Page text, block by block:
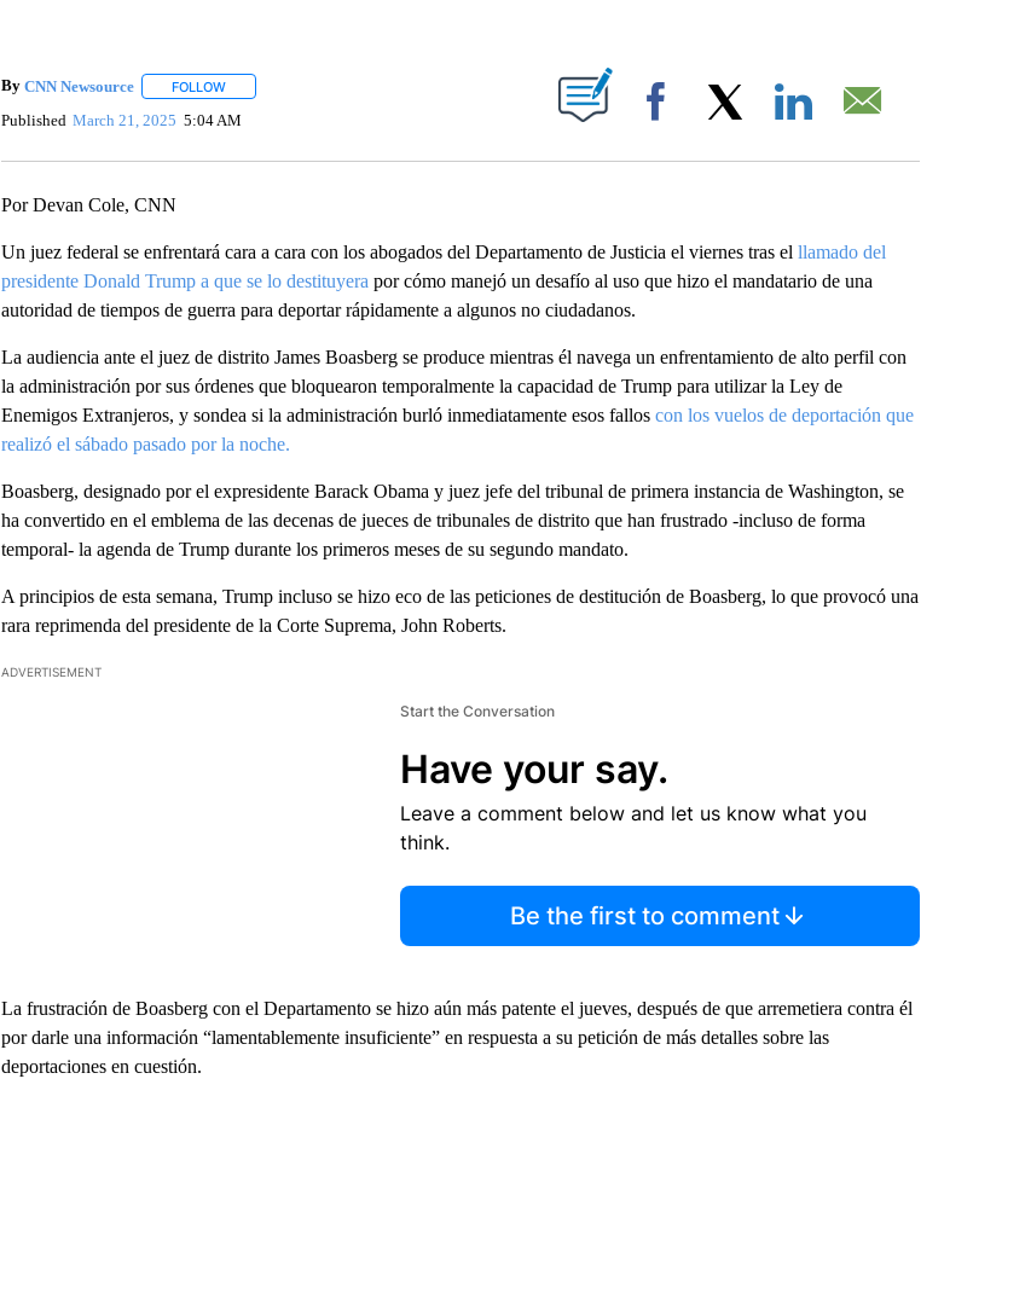
By CNN Newsource FOLLOWFOLLOW "" TO RECEIVE NOTIFICATIONS ABOUT NEW PAGES ON "".
Published March 21, 2025 5:04 AM Facebook
Por Devan Cole, CNN
Un juez federal se enfrentará cara a cara con los abogados del Departamento de Justicia el viernes tras el llamado del
presidente Donald Trump a que se lo destituyera por cómo manejó un desafío al uso que hizo el mandatario de una
autoridad de tiempos de guerra para deportar rápidamente a algunos no ciudadanos.
La audiencia ante el juez de distrito James Boasberg se produce mientras él navega un enfrentamiento de alto perfil con
la administración por sus órdenes que bloquearon temporalmente la capacidad de Trump para utilizar la Ley de
Enemigos Extranjeros, y sondea si la administración burló inmediatamente esos fallos con los vuelos de deportación que
realizó el sábado pasado por la noche.
Boasberg, designado por el expresidente Barack Obama y juez jefe del tribunal de primera instancia de Washington, se
ha convertido en el emblema de las decenas de jueces de tribunales de distrito que han frustrado -incluso de forma
temporal- la agenda de Trump durante los primeros meses de su segundo mandato.
A principios de esta semana, Trump incluso se hizo eco de las peticiones de destitución de Boasberg, lo que provocó una
rara reprimenda del presidente de la Corte Suprema, John Roberts.
ADVERTISEMENT
Start the Conversation
Have your say.
Leave a comment below and let us know what you
think.
Be the first to comment
La frustración de Boasberg con el Departamento se hizo aún más patente el jueves, después de que arremetiera contra él
por darle una información “lamentablemente insuficiente” en respuesta a su petición de más detalles sobre las
deportaciones en cuestión.